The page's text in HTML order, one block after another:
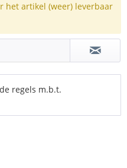
het artikel (weer) leverbaar
regels m.b.t.